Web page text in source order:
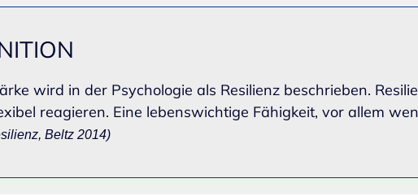
wird in der Psychologie als Resilienz beschrieben.
reagieren. Eine lebenswichtige Fähigkeit, vor allem
Beltz 2014)